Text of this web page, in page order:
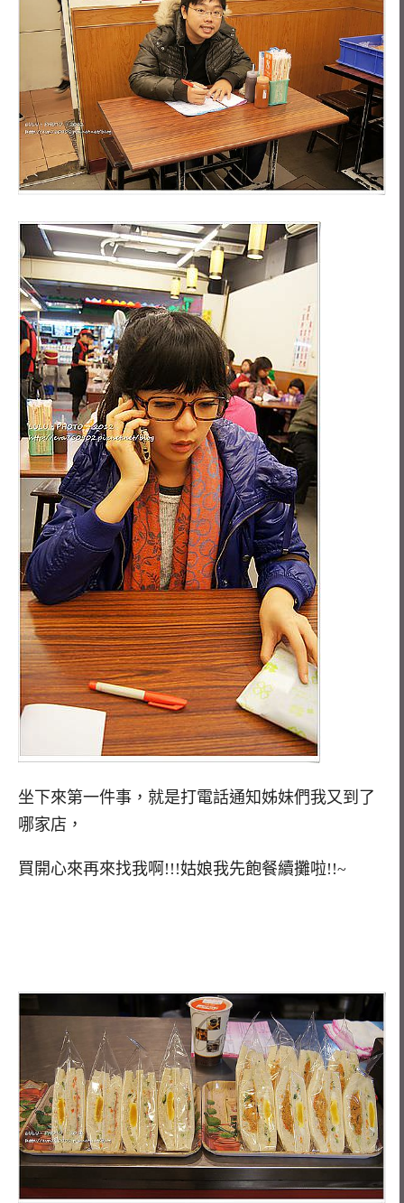
坐下來第一件事，就是打電話通知姊妹們我又到了
哪家店，
買開心來再來找我啊!!!姑娘我先飽餐續攤啦!!~